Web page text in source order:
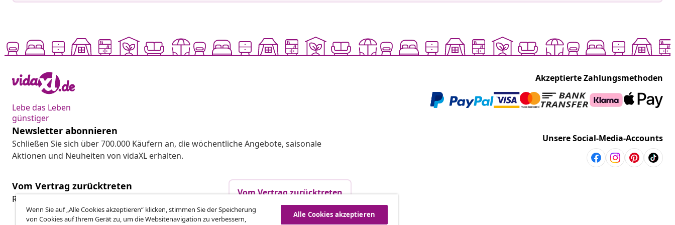
Lebe das Leben
günstiger
Akzeptierte Zahlungsmethoden
Newsletter abonnieren
Schließen Sie sich über 700.000 Käufern an, die wöchentliche Angebote, saisonale
Aktionen und Neuheiten von vidaXL erhalten.
Unsere Social-Media-Accounts
Vom Vertrag zurücktreten
Reiche einen Widerrufsantrag für deine Bestellung ein.
Vom Vertrag zurücktreten
Wenn Sie auf „Alle Cookies akzeptieren“ klicken, stimmen Sie der Speicherung
von Cookies auf Ihrem Gerät zu, um die Websitenavigation zu verbessern,
Alle Cookies akzeptieren